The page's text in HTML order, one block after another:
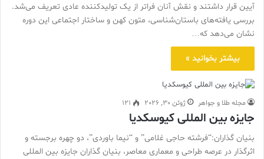
آیین قرار داشتند و نقش آنان فراتر از یک تولیدکننده عادی تعریف می‌شد.
بررسی یافته‌های باستان‌شناسی، متون کهن و ساختار اجتماعی این دوره
نشان می‌دهد که…
بیشتر بخوانید »
مجله طلا و جواهر ژوئن 30, 2026 121
جایزه بین المللی کیوسکدیا
بنیان گذاران:“فرشته حاجی غلامی” و “نیما باوردی”، دو چهره برجسته و
اثرگذار در عرصه طراحی و معماری معاصر، بنیان گذاران جایزه بین المللی